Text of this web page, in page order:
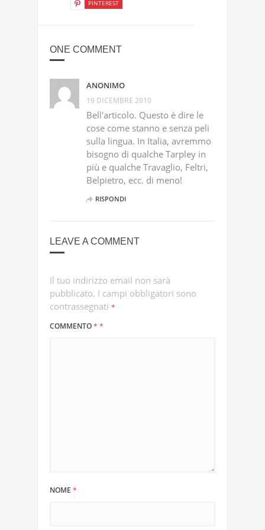
PINTEREST
ONE COMMENT
ANONIMO
19 DICEMBRE 2010
Bell'articolo. Questo è dire le
cose come stanno e senza peli
sulla lingua. In Italia, avremmo
bisogno di qualche Tarpley in
più e qualche Travaglio, Feltri,
Belpietro, ecc. di meno!
RISPONDI
LEAVE A COMMENT
Il tuo indirizzo email non sarà
pubblicato. I campi obbligatori sono
contrassegnati *
COMMENTO* *
NOME *